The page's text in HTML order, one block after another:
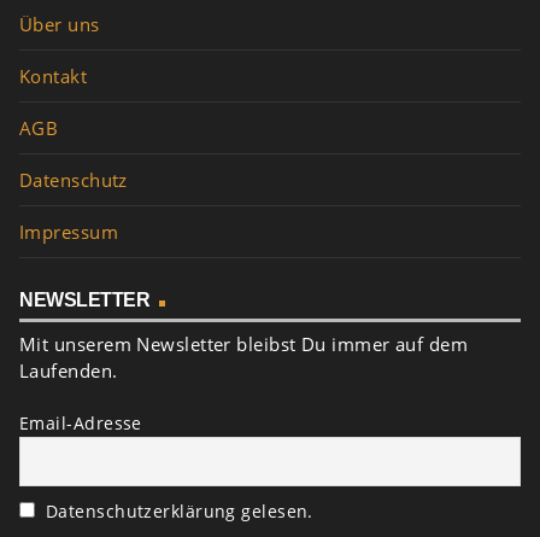
Über uns
Kontakt
AGB
Datenschutz
Impressum
NEWSLETTER
Mit unserem Newsletter bleibst Du immer auf dem
Laufenden.
Email-Adresse
Datenschutzerklärung gelesen.